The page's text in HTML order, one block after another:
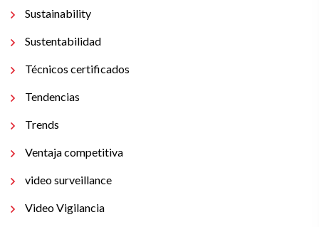
Sustainability
Sustentabilidad
Técnicos certificados
Tendencias
Trends
Ventaja competitiva
video surveillance
Video Vigilancia